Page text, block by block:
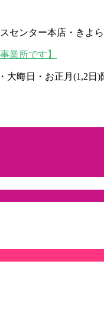
ンター本店・きよ
大晦日・お正月(1,2日)